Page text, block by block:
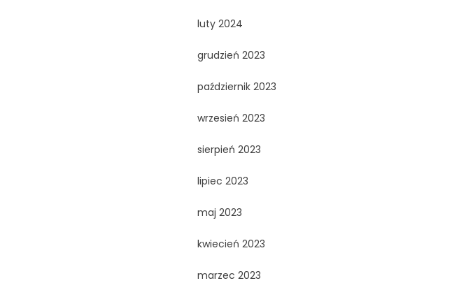
luty 2024
grudzień 2023
październik 2023
wrzesień 2023
sierpień 2023
lipiec 2023
maj 2023
kwiecień 2023
marzec 2023